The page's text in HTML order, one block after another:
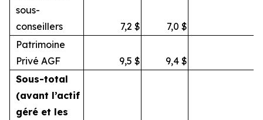
sous-
conseillers
7,2 $ 7,0 $
Patrimoine
Privé AGF
9,5 $ 9,4 $
Sous-total
(avant l’actif
géré et les